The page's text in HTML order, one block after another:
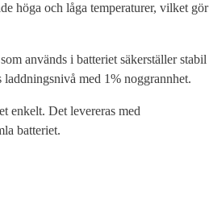
höga och låga temperaturer, vilket gör
används i batteriet säkerställer stabil
med 1% noggrannhet.
enkelt. Det levereras med
batteriet.